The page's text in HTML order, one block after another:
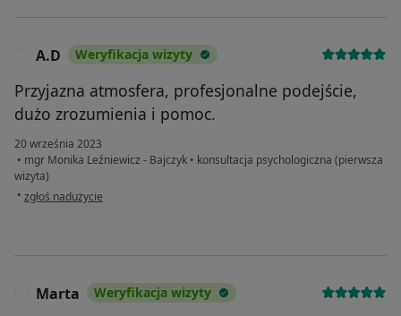
A.D Weryfikacja wizyty
Przyjazna atmosfera, profesjonalne podejście,
dużo zrozumienia i pomoc.
20 września 2023
• mgr Monika Leźniewicz - Bajczyk • konsultacja psychologiczna (pierwsza
wizyta)
• w opinii użytkownika A.D
zgłoś nadużycie
Marta Weryfikacja wizyty